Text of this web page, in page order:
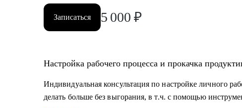
Записаться 5 000 ₽
Настройка рабочего процесса и прокачка
Индивидуальная консультация по настройке личного
делать больше без выгорания, в т.ч. с помощью